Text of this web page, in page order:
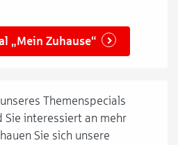
„Mein Zuhause“
Themenspecials
Sie interessiert an mehr
Sie sich unsere